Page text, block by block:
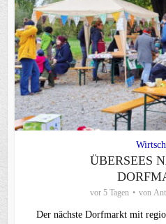
ÜBERSEES
vor 5 Tagen von
Der nächste Dorfmarkt mit